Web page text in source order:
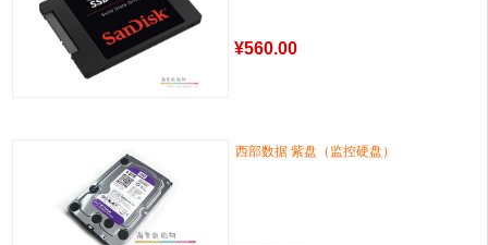
¥560.00
西部数据 紫盘（监控硬盘）